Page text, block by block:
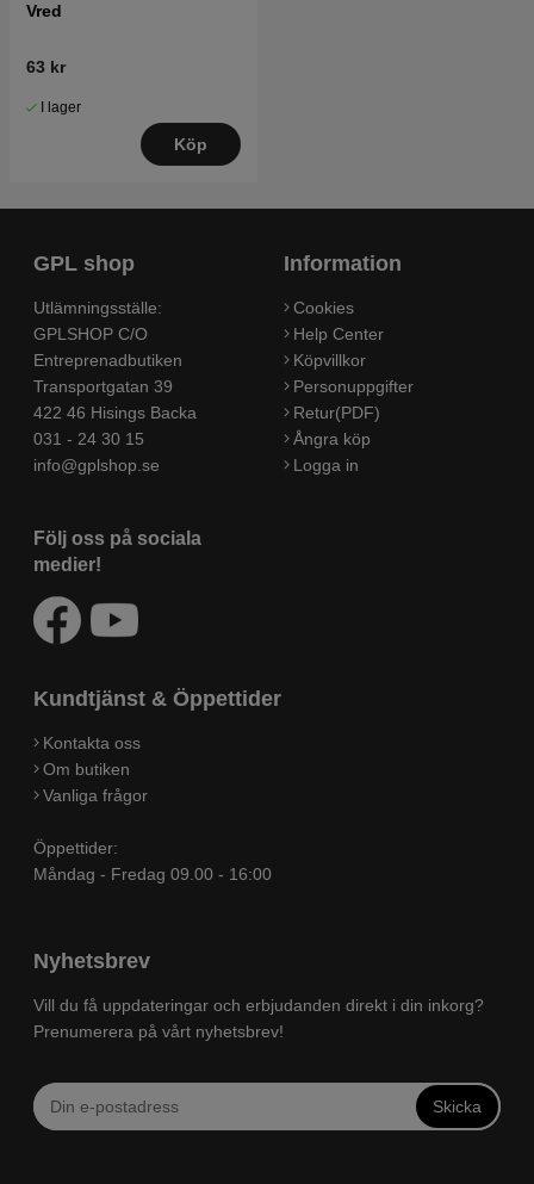
Vred
63 kr
I lager
Köp
GPL shop
Utlämningsställe:
GPLSHOP C/O
Entreprenadbutiken
Transportgatan 39
422 46 Hisings Backa
031 - 24 30 15
info@gplshop.se
Följ oss på sociala
medier!
Information
Cookies
Help Center
Köpvillkor
Personuppgifter
Retur(PDF)
Ångra köp
Logga in
Kundtjänst & Öppettider
Kontakta oss
Om butiken
Vanliga frågor
Öppettider:
Måndag - Fredag 09.00 - 16:00
Nyhetsbrev
Vill du få uppdateringar och erbjudanden direkt i din inkorg?
Prenumerera på vårt nyhetsbrev!
Skicka